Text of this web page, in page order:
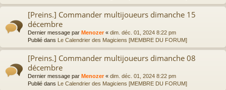
[Preins.] Commander multijoueurs dimanche 15
décembre
Dernier message par Menozer« dim. déc. 01, 2024 8:22 pm
Publié dans Le Calendrier des Magiciens [MEMBRE DU FORUM]
[Preins.] Commander multijoueurs dimanche 08
décembre
Dernier message par Menozer« dim. déc. 01, 2024 8:22 pm
Publié dans Le Calendrier des Magiciens [MEMBRE DU FORUM]